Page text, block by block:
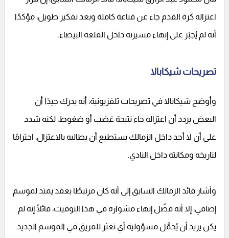
اعتزاله كرة القدم جاء عن قناعة كاملة وبعد تفكير طويل، مؤكدًا
أنه لم يُجبَر على إنهاء مسيرته داخل القلعة البيضاء.
تصريحات شيكابالا
وأوضح شيكابالا في تصريحات تلفزيونية، أنه يدرك جيدًا أن
البعض يردد أن اعتزاله جاء نتيجة غضب أو ضغوط، لكنه شدد
على أن لا أحد داخل الزمالك يستطيع أن يطالبه بالاعتزال، احترامًا
لتاريخه ومكانته داخل النادي.
وأشار قائد الزمالك السابق إلى أنه كان مرتبطًا بعقد يمتد لموسم
إضافي، إلا أنه فضّل إنهاء مشواره في هذا التوقيت، قائلًا إنه لم
يكن يريد أن يُحمَّل مسؤولية أي تعثر للفريق في الموسم الجديد.